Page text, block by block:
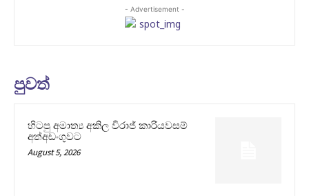
- Advertisement -
පුවත්
හිටපු අමාත්‍ය අකිල විරාජ් කාරියවසම්
අත්අඩංගුවට
August 5, 2026